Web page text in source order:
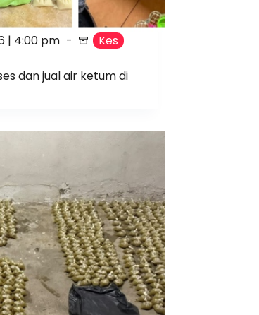
| 4:00 pm Kes
dan jual air ketum di